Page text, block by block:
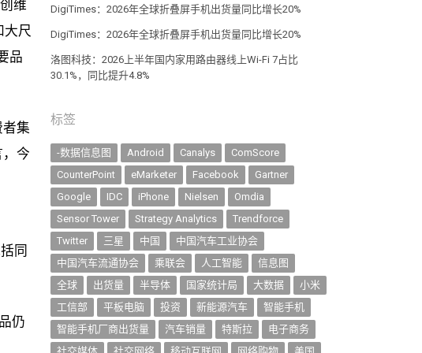
维
大尺
品
集
今
同
仍
DigiTimes：2026年全球折叠屏手机出货量同比增长20%
DigiTimes：2026年全球折叠屏手机出货量同比增长20%
洛图科技：2026上半年国内家用路由器线上Wi-Fi 7占比
30.1%，同比提升4.8%
标签
-数据信息图 Android Canalys
ComScore
CounterPoint
eMarketer Facebook
Gartner
Google
IDC iPhone Nielsen
Omdia
Sensor Tower
Strategy Analytics
Trendforce
Twitter
三星 中国
中国汽车工业协会
中国汽车流通协会
乘联会 人工智能
信息图
全球
出货量 半导体 国家统计局 大数据
小米
工信部
平板电脑 投资 新能源汽车
智能手机
智能手机厂商出货量
汽车销量 特斯拉
电子商务